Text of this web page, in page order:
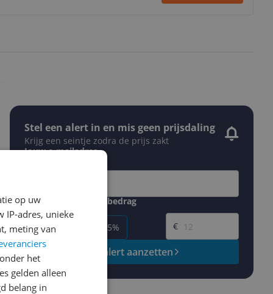
Stel een alert in en mis geen prijsdaling
Krijg een seintje zodra de prijs zakt
Jouw e-mailadres
Gewenste daling of bedrag
-5% -15%
Gewenste prijs
€
Prijsalert aanzetten
op uw
IP-adres, unieke
meting van
het
gelden alleen
belang in